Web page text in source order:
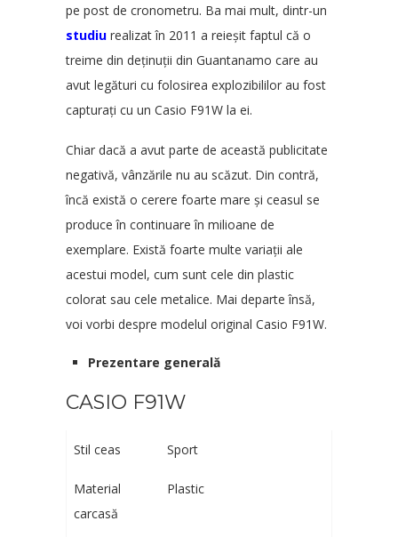
pe post de cronometru. Ba mai mult, dintr-un
studiu realizat în 2011 a reieșit faptul că o
treime din deținuții din Guantanamo care au
avut legături cu folosirea explozibililor au fost
capturați cu un Casio F91W la ei.
Chiar dacă a avut parte de această publicitate
negativă, vânzările nu au scăzut. Din contră,
încă există o cerere foarte mare și ceasul se
produce în continuare în milioane de
exemplare. Există foarte multe variații ale
acestui model, cum sunt cele din plastic
colorat sau cele metalice. Mai departe însă,
voi vorbi despre modelul original Casio F91W.
Prezentare generală
CASIO F91W
Stil ceas Sport
Material
carcasă
Plastic